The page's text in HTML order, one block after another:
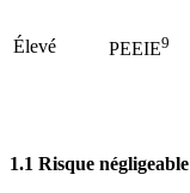
Élevé PEEIE9
1.1 Risque négligeable